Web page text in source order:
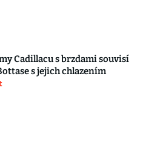
Cadillacu s brzdami souvisí
s jejich chlazením